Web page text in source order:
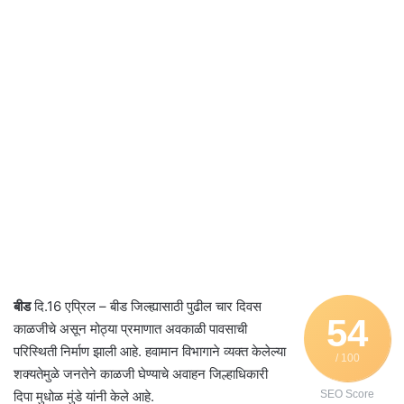
54
/ 100
SEO Score
बीडदि.16 एप्रिल – बीड जिल्ह्यासाठी पुढील चार दिवस
काळजीचे असून मोठ्या प्रमाणात अवकाळी पावसाची
परिस्थिती निर्माण झाली आहे. हवामान विभागाने व्यक्त केलेल्या
शक्यतेमुळे जनतेने काळजी घेण्याचे अवाहन जिल्हाधिकारी
दिपा मुधोळ मुंडे यांनी केले आहे.